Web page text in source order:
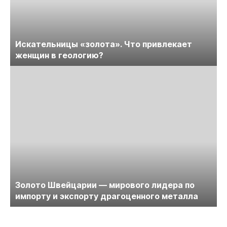
Искательницы «золота». Что привлекает
женщин в геологию?
Золото Швейцарии — мирового лидера по
импорту и экспорту драгоценного металла